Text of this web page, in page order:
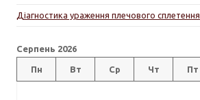
Діагностика ураження плечового сплетення
Серпень 2026
Пн Вт Ср Чт Пт